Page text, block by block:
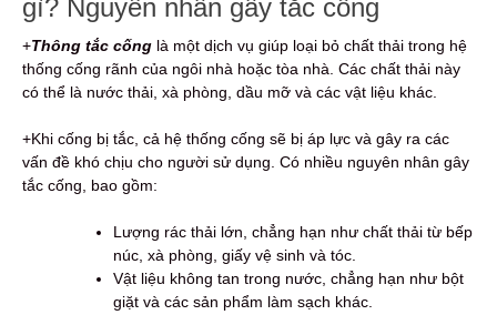
gì? Nguyên nhân gây tắc cống
+Thông tắc cống là một dịch vụ giúp loại bỏ chất thải trong hệ
thống cống rãnh của ngôi nhà hoặc tòa nhà. Các chất thải này
có thể là nước thải, xà phòng, dầu mỡ và các vật liệu khác.
+Khi cống bị tắc, cả hệ thống cống sẽ bị áp lực và gây ra các
vấn đề khó chịu cho người sử dụng. Có nhiều nguyên nhân gây
tắc cống, bao gồm:
Lượng rác thải lớn, chẳng hạn như chất thải từ bếp
núc, xà phòng, giấy vệ sinh và tóc.
Vật liệu không tan trong nước, chẳng hạn như bột
giặt và các sản phẩm làm sạch khác.